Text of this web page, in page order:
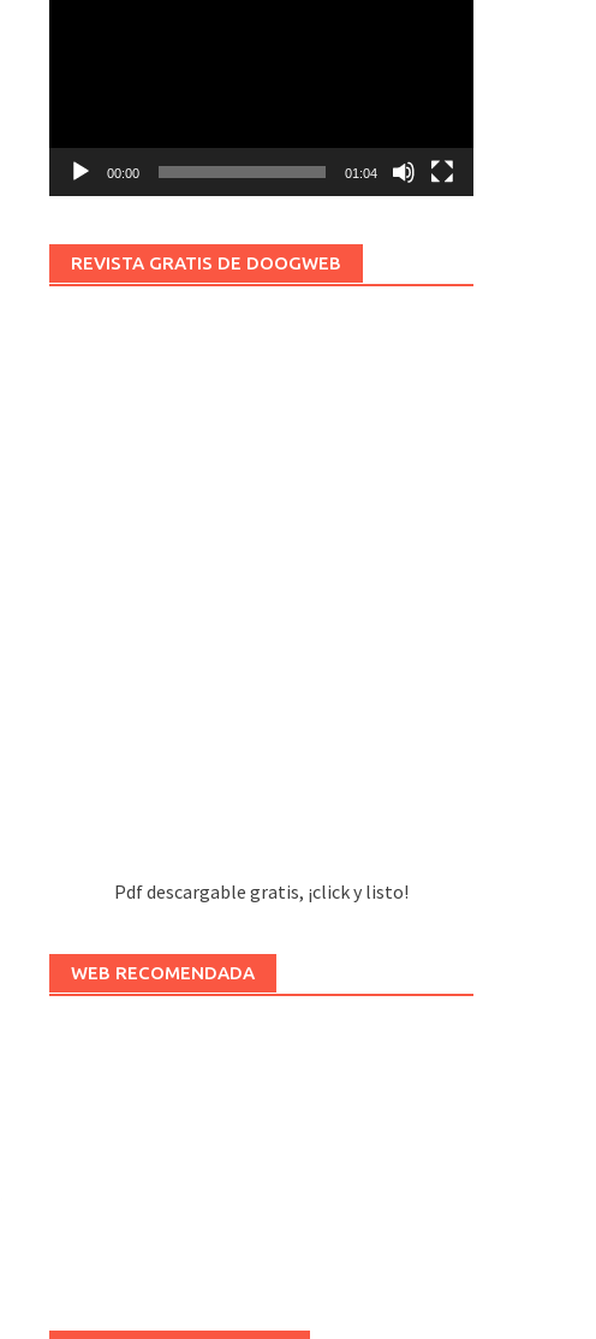
00:00 01:04
REVISTA GRATIS DE DOOGWEB
Pdf descargable gratis, ¡click y listo!
WEB RECOMENDADA